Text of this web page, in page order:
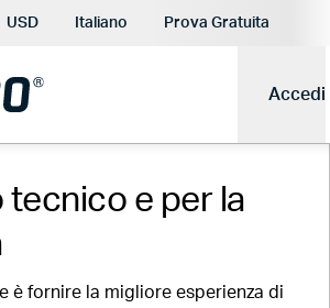
Valuta attuale:
USD
Italiano
Prova Gratuita
Accedi
e per la
è fornire la migliore esperienza di